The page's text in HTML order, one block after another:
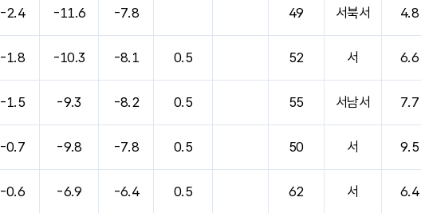
-2.4 -11.6 -7.8 49 서북서 4.8
-1.8 -10.3 -8.1 0.5 52 서 6.6
-1.5 -9.3 -8.2 0.5 55 서남서 7.7
-0.7 -9.8 -7.8 0.5 50 서 9.5
-0.6 -6.9 -6.4 0.5 62 서 6.4